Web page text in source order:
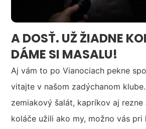
A DOSŤ. UŽ ŽIADNE
DÁME SI MASALU!
Aj vám to po Vianociach pekne
vitajte v našom zadýchanom
zemiakový šalát, kapríkov aj rezne
koláče užili ako my, možno vás pri